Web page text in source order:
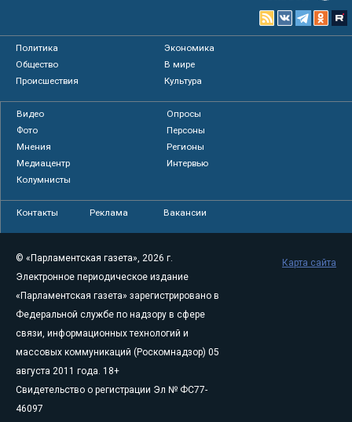
Политика
Экономика
Общество
В мире
Происшествия
Культура
Видео
Опросы
Фото
Персоны
Мнения
Регионы
Медиацентр
Интервью
Колумнисты
Контакты Реклама Вакансии
© «Парламентская газета», 2026 г.
Электронное периодическое издание
«Парламентская газета» зарегистрировано в
Федеральной службе по надзору в сфере
связи, информационных технологий и
массовых коммуникаций (Роскомнадзор) 05
августа 2011 года. 18+
Свидетельство о регистрации Эл № ФС77-
46097
Карта сайта